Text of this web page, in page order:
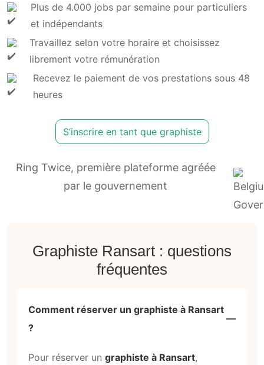
Plus de 4.000 jobs par semaine pour particuliers
et indépendants
Travaillez selon votre horaire et choisissez
librement votre rémunération
Recevez le paiement de vos prestations sous 48
heures
S’inscrire en tant que graphiste
Ring Twice, première plateforme agréée
par le gouvernement
Graphiste Ransart : questions
fréquentes
Comment réserver un graphiste à Ransart
?
Pour réserver un graphiste à Ransart,